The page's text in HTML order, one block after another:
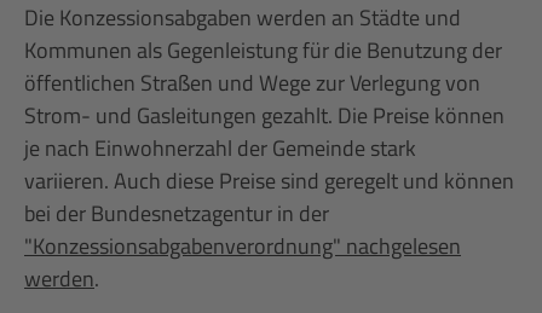
Die Konzessionsabgaben werden an Städte und
Kommunen als Gegenleistung für die Benutzung der
öffentlichen Straßen und Wege zur Verlegung von
Strom- und Gasleitungen gezahlt. Die Preise können
je nach Einwohnerzahl der Gemeinde stark
variieren. Auch diese Preise sind geregelt und können
bei der Bundesnetzagentur in der
"Konzessionsabgabenverordnung" nachgelesen
werden.